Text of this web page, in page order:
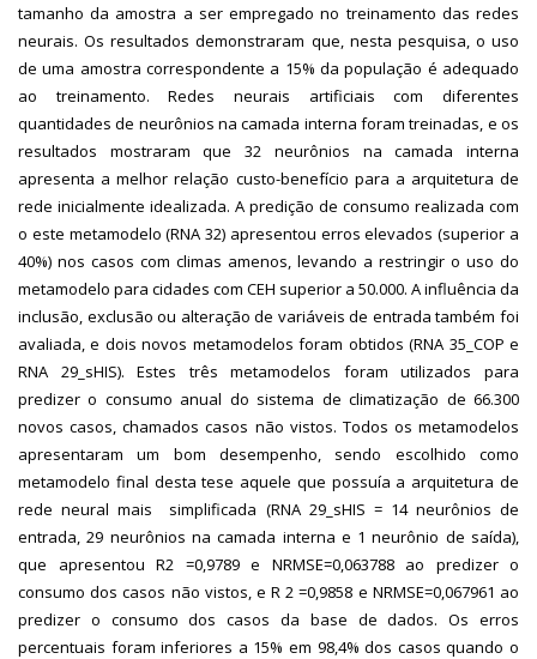
tamanho da amostra a ser empregado no treinamento das redes
neurais. Os resultados demonstraram que, nesta pesquisa, o uso
de uma amostra correspondente a 15% da população é adequado
ao treinamento. Redes neurais artificiais com diferentes
quantidades de neurônios na camada interna foram treinadas, e os
resultados mostraram que 32 neurônios na camada interna
apresenta a melhor relação custo-benefício para a arquitetura de
rede inicialmente idealizada. A predição de consumo realizada com
o este metamodelo (RNA 32) apresentou erros elevados (superior a
40%) nos casos com climas amenos, levando a restringir o uso do
metamodelo para cidades com CEH superior a 50.000. A influência da
inclusão, exclusão ou alteração de variáveis de entrada também foi
avaliada, e dois novos metamodelos foram obtidos (RNA 35_COP e
RNA 29_sHIS). Estes três metamodelos foram utilizados para
predizer o consumo anual do sistema de climatização de 66.300
novos casos, chamados casos não vistos. Todos os metamodelos
apresentaram um bom desempenho, sendo escolhido como
metamodelo final desta tese aquele que possuía a arquitetura de
rede neural mais simplificada (RNA 29_sHIS = 14 neurônios de
entrada, 29 neurônios na camada interna e 1 neurônio de saída),
que apresentou R2 =0,9789 e NRMSE=0,063788 ao predizer o
consumo dos casos não vistos, e R 2 =0,9858 e NRMSE=0,067961 ao
predizer o consumo dos casos da base de dados. Os erros
percentuais foram inferiores a 15% em 98,4% dos casos quando o